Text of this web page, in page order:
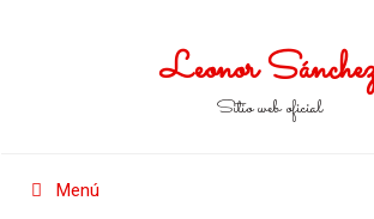
Leonor
Sitio web oficial
Menú